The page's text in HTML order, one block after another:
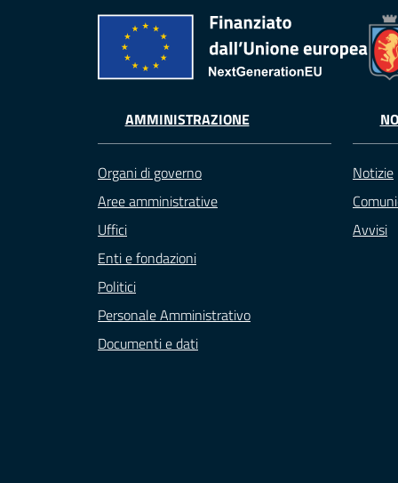
AMMINISTRAZIONE
Organi di governo
Aree amministrative
Uffici
Enti e fondazioni
Politici
Personale Amministrativo
Documenti e dati
Notizie
Avvisi